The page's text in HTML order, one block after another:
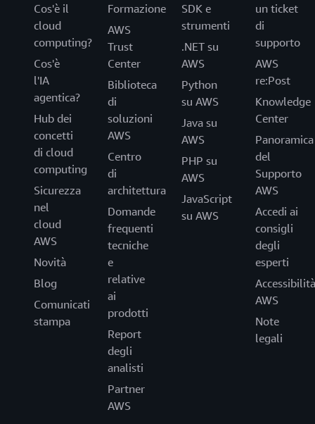
Cos'è il
cloud
computing?
Cos'è
l'IA
agentica?
Hub dei
concetti
di cloud
computing
Sicurezza
nel
cloud
AWS
Novità
Blog
Comunicati
stampa
Formazione
AWS
Trust
Center
Biblioteca
di
soluzioni
AWS
Centro
di
architettura
Domande
frequenti
tecniche
e
relative
ai
prodotti
Report
degli
analisti
Partner
AWS
SDK e
strumenti
.NET su
AWS
Python
su AWS
Java su
AWS
PHP su
AWS
JavaScript
su AWS
un ticket
di
supporto
AWS
re:Post
Knowledge
Center
Panoramica
del
Supporto
AWS
Accedi ai
consigli
degli
esperti
Accessibilità
AWS
Note
legali